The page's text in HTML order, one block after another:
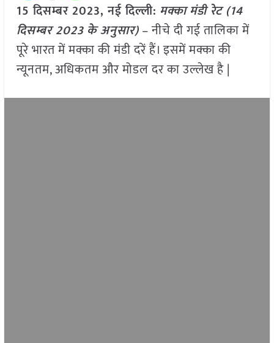
15 दिसम्बर 2023, नई दिल्ली: मक्का मंडी रेट (14
दिसम्बर2023 के अनुसार)– नीचे दी गई तालिका में
पूरे भारत में मक्का की मंडी दरें हैं। इसमें मक्का की
न्यूनतम, अधिकतम और मोडल दर का उल्लेख है |